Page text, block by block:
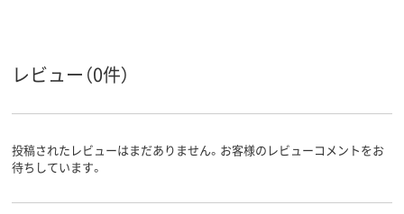
レビュー（0件）
投稿されたレビューはまだありません。お客様のレビューコメントをお
待ちしています。